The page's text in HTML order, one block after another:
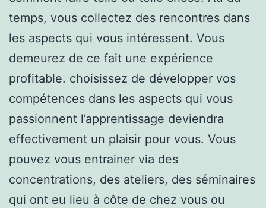
temps, vous collectez des rencontres dans
les aspects qui vous intéressent. Vous
demeurez de ce fait une expérience
profitable. choisissez de développer vos
compétences dans les aspects qui vous
passionnent l’apprentissage deviendra
effectivement un plaisir pour vous. Vous
pouvez vous entrainer via des
concentrations, des ateliers, des séminaires
qui ont eu lieu à côte de chez vous ou